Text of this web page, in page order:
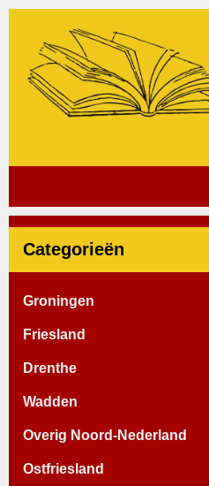
Categorieën
Groningen
Friesland
Drenthe
Wadden
Overig Noord-Nederland
Ostfriesland